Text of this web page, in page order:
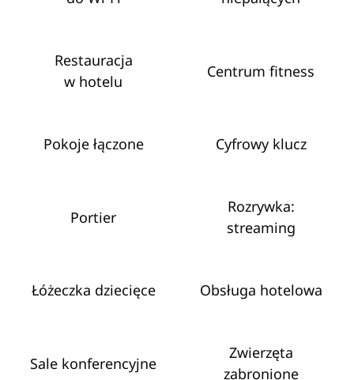
Restauracja
w hotelu
Centrum fitness
Pokoje łączone Cyfrowy klucz
Portier
Rozrywka:
streaming
Łóżeczka dziecięce Obsługa hotelowa
Sale konferencyjne
Zwierzęta
zabronione